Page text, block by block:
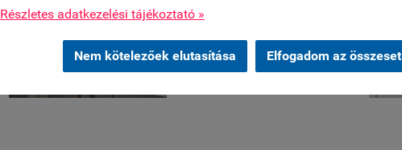
Részletes adatkezelési tájékoztató »
Nem kötelezőek elutasítása Elfogadom az összeset